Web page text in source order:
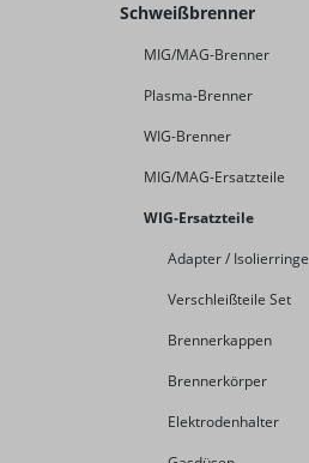
Schweißbrenner
MIG/MAG-Brenner
Plasma-Brenner
WIG-Brenner
MIG/MAG-Ersatzteile
WIG-Ersatzteile
Adapter / Isolierringe
Verschleißteile Set
Brennerkappen
Brennerkörper
Elektrodenhalter